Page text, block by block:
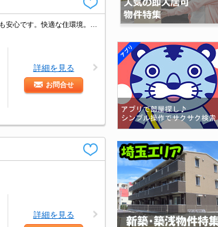
詳細を見る
お問合せ
詳細を見る